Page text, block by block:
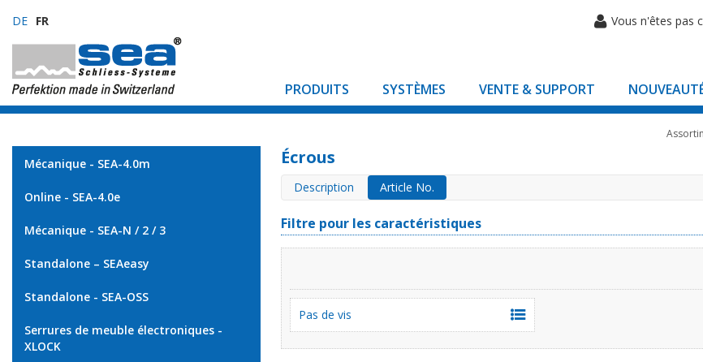
DE FR Vous n'êtes pas
PRODUITS SYSTÈMES VENTE & SUPPORT
Mécanique - SEA-4.0m
Online - SEA-4.0e
Mécanique - SEA-N / 2 / 3
Standalone – SEAeasy
Standalone - SEA-OSS
Serrures de meuble électroniques -
XLOCK
Écrous
Description Article No.
Filtre pour les caractéristiques
Pas de vis